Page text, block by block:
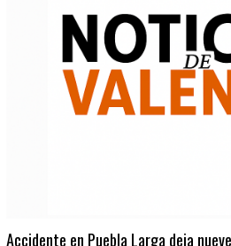
Accidente en Puebla Larga deja